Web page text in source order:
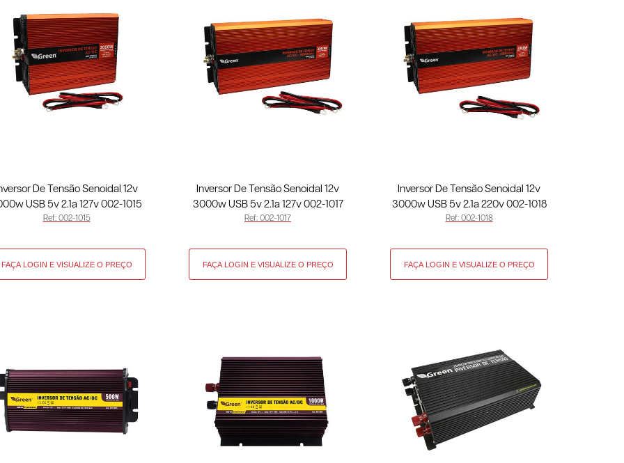
De Tensão Senoidal 12v
USB 5v 2.1a 127v 002-1015
Ref: 002-1015
Inversor De Tensão Senoidal 12v
3000w USB 5v 2.1a 127v 002-1017
Ref: 002-1017
Inversor De Tensão Senoidal 12v
3000w USB 5v 2.1a 220v 002-1018
Ref: 002-1018